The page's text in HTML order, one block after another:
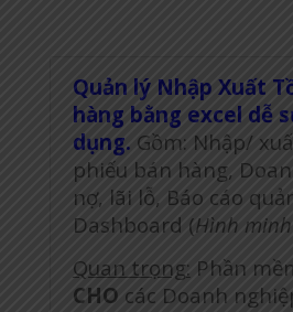
Quản lý Nhập Xuất
hàng bằng excel dễ
dụng. Gồm: Nhập/
phiếu bán hàng,
nợ, lãi lỗ, Báo cáo
Dashboard (Hình
Quan trọng: Phần
CHO các Doanh